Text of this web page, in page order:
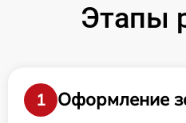
Этапы
1
Оформление